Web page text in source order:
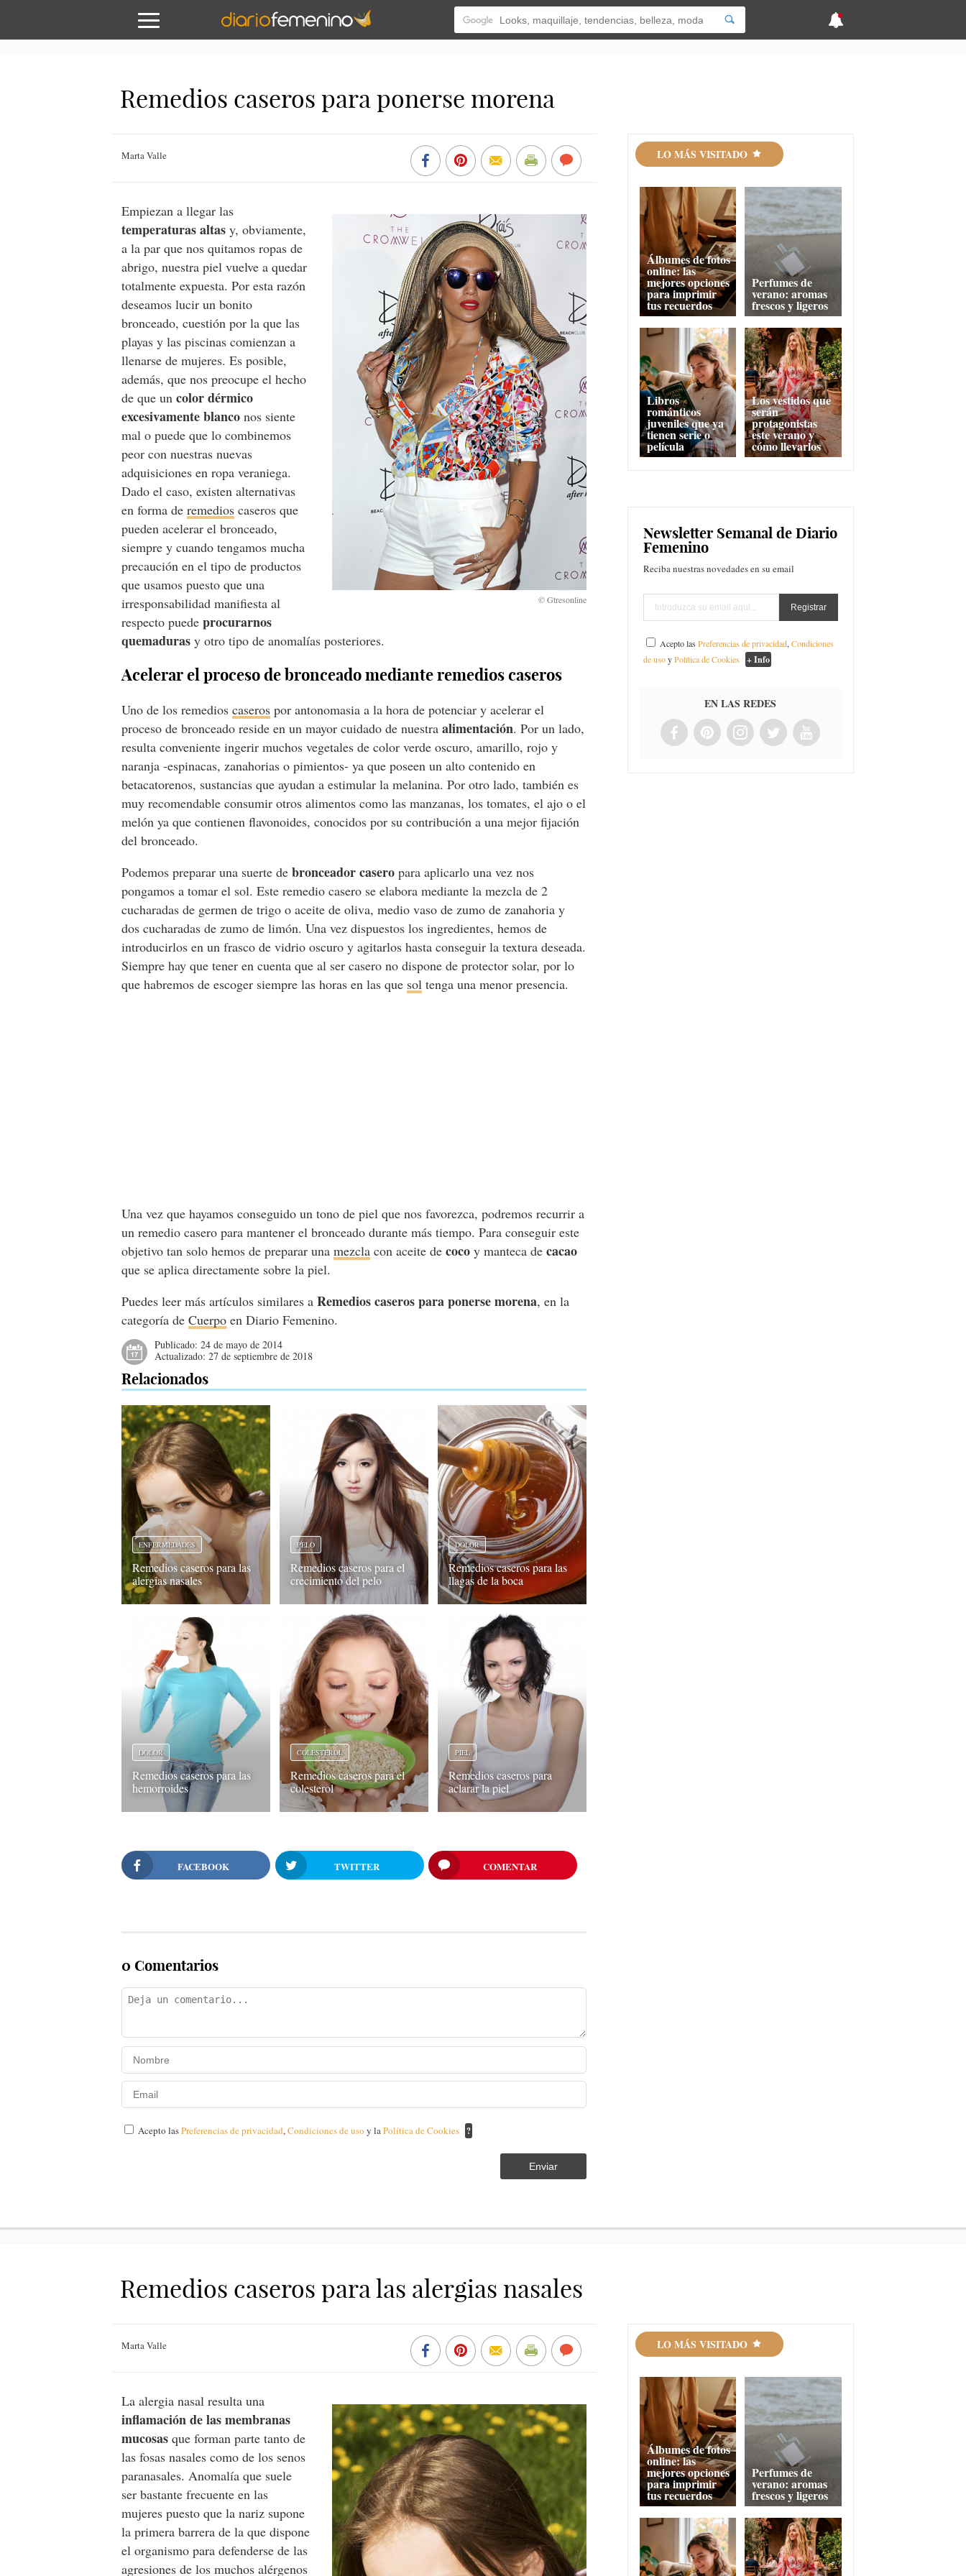
Remedios caseros para ponerse morena
Marta Valle
Empiezan a llegar las
temperaturas altas y, obviamente,
a la par que nos quitamos ropas de
abrigo, nuestra piel vuelve a quedar
totalmente expuesta. Por esta razón
deseamos lucir un bonito
bronceado, cuestión por la que las
playas y las piscinas comienzan a
llenarse de mujeres. Es posible,
además, que nos preocupe el hecho
de que uncolor dérmico
excesivamente blanco nos siente
mal o puede que lo combinemos
peor con nuestras nuevas
adquisiciones en ropa veraniega.
Dado el caso, existen alternativas
en forma deremedios caseros que
pueden acelerar el bronceado,
siempre y cuando tengamos mucha
precaución en el tipo de productos
que usamos puesto que una
irresponsabilidad manifiesta al
respecto puede procurarnos
quemaduras y otro tipo de anomalías posteriores.
Acelerar el proceso de bronceado mediante remedios caseros
Uno de los remedioscaseros por antonomasia a la hora de potenciar y acelerar el
proceso de bronceado reside en un mayor cuidado de nuestraalimentación. Por un lado,
resulta conveniente ingerir muchos vegetales de color verde oscuro, amarillo, rojo y
naranja -espinacas, zanahorias o pimientos- ya que poseen un alto contenido en
betacatorenos, sustancias que ayudan a estimular la melanina. Por otro lado, también es
muy recomendable consumir otros alimentos como las manzanas, los tomates, el ajo o el
melón ya que contienen flavonoides, conocidos por su contribución a una mejor fijación
del bronceado.
Podemos preparar una suerte de bronceador casero para aplicarlo una vez nos
pongamos a tomar el sol. Este remedio casero se elabora mediante la mezcla de 2
cucharadas de germen de trigo o aceite de oliva, medio vaso de zumo de zanahoria y
dos cucharadas de zumo de limón. Una vez dispuestos los ingredientes, hemos de
introducirlos en un frasco de vidrio oscuro y agitarlos hasta conseguir la textura deseada.
Siempre hay que tener en cuenta que al ser casero no dispone de protector solar, por lo
que habremos de escoger siempre las horas en las que sol tenga una menor presencia.
Una vez que hayamos conseguido un tono de piel que nos favorezca, podremos recurrir a
un remedio casero para mantener el bronceado durante más tiempo. Para conseguir este
objetivo tan solo hemos de preparar unamezcla con aceite decoco y manteca decacao
que se aplica directamente sobre la piel.
Puedes leer más artículos similares aRemedios caseros para ponerse morena, en la
categoría deCuerpo en Diario Femenino.
Publicado:24 de mayo de 2014
Actualizado:27 de septiembre de 2018
Relacionados
ENFERMEDADES
Remedios caseros para las
alergias nasales
PELO
Remedios caseros para el
crecimiento del pelo
DOLOR
Remedios caseros para las
llagas de la boca
DOLOR
Remedios caseros para las
hemorroides
COLESTEROL
Remedios caseros para el
colesterol
PIEL
Remedios caseros para
aclarar la piel
FACEBOOK TWITTER COMENTAR
0 Comentarios
Acepto lasPreferencias de privacidad,Condiciones de usoy laPolítica de Cookies ?
Enviar
LO MÁS VISITADO
Álbumes de fotos
online: las
mejores opciones
para imprimir
tus recuerdos
Perfumes de
verano: aromas
frescos y ligeros
Libros
románticos
juveniles que ya
tienen serie o
película
Los vestidos que
serán
protagonistas
este verano y
cómo llevarlos
Newsletter Semanal de Diario
Femenino
Reciba nuestras novedades en su email
Acepto lasPreferencias de privacidad,Condiciones
de usoyPolítica de Cookies + Info
EN LAS REDES
Remedios caseros para las alergias nasales
Marta Valle
La alergia nasal resulta una
inflamación de las membranas
mucosas que forman parte tanto de
las fosas nasales como de los senos
paranasales. Anomalía que suele
ser bastante frecuente en las
mujeres puesto que la nariz supone
la primera barrera de la que dispone
el organismo para defenderse de las
agresiones de los muchos alérgenos
LO MÁS VISITADO
Álbumes de fotos
online: las
mejores opciones
para imprimir
tus recuerdos
Perfumes de
verano: aromas
frescos y ligeros